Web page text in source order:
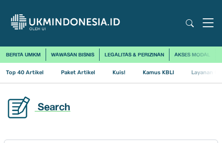
BERITA UMKM WAWASAN BISNIS LEGALITAS & PERIZINAN AKSES MODAL
Top 40 Artikel Paket Artikel Kuis! Kamus KBLI Layanan
Search